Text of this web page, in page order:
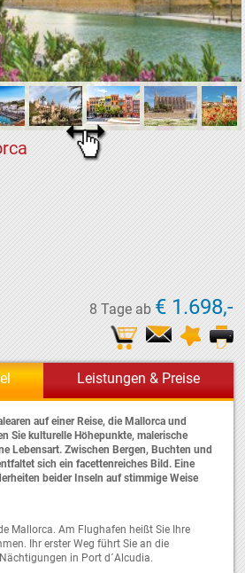
8 Tage ab € 1.698,-
Leistungen & Preise
auf einer Reise, die Mallorca und
Sie kulturelle Höhepunkte, malerische
Lebensart. Zwischen Bergen, Buchten und
sich ein facettenreiches Bild. Eine
beider Inseln auf stimmige Weise
Mallorca. Am Flughafen heißt Sie Ihre
Ihr erster Weg führt Sie an die
in Port d´Alcudia.